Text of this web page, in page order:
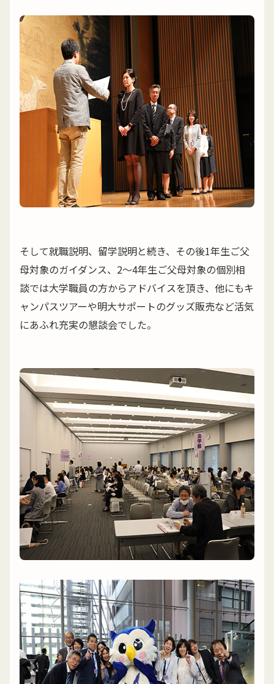
そして就職説明、留学説明と続き、その後1年生ご父
母対象のガイダンス、2～4年生ご父母対象の個別相
談では大学職員の方からアドバイスを頂き、他にもキ
ャンパスツアーや明大サポートのグッズ販売など活気
にあふれ充実の懇談会でした。